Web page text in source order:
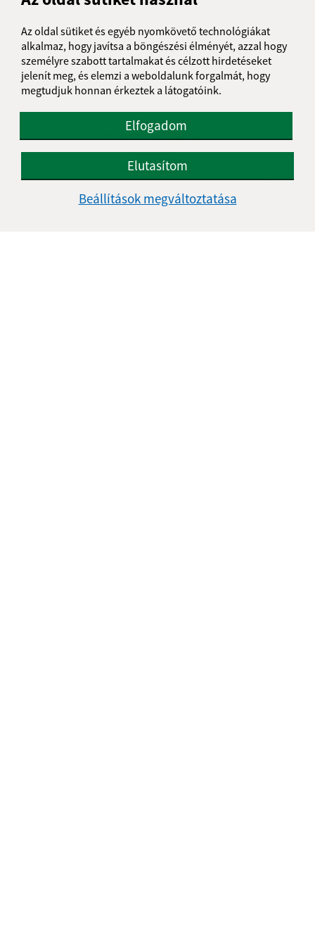
Az oldal sütiket és egyéb nyomkövető technológiákat
alkalmaz, hogy javítsa a böngészési élményét, azzal hogy
személyre szabott tartalmakat és célzott hirdetéseket
jelenít meg, és elemzi a weboldalunk forgalmát, hogy
megtudjuk honnan érkeztek a látogatóink.
Elfogadom
Elutasítom
Beállítások megváltoztatása
Péntek:
08:00 - 11:00
Ebédszünet:11:00 - 12:00
Obecný úrad Csucsom
Čučma 47
048 01 Rožňava
obecny.urad@obeccucma.sk